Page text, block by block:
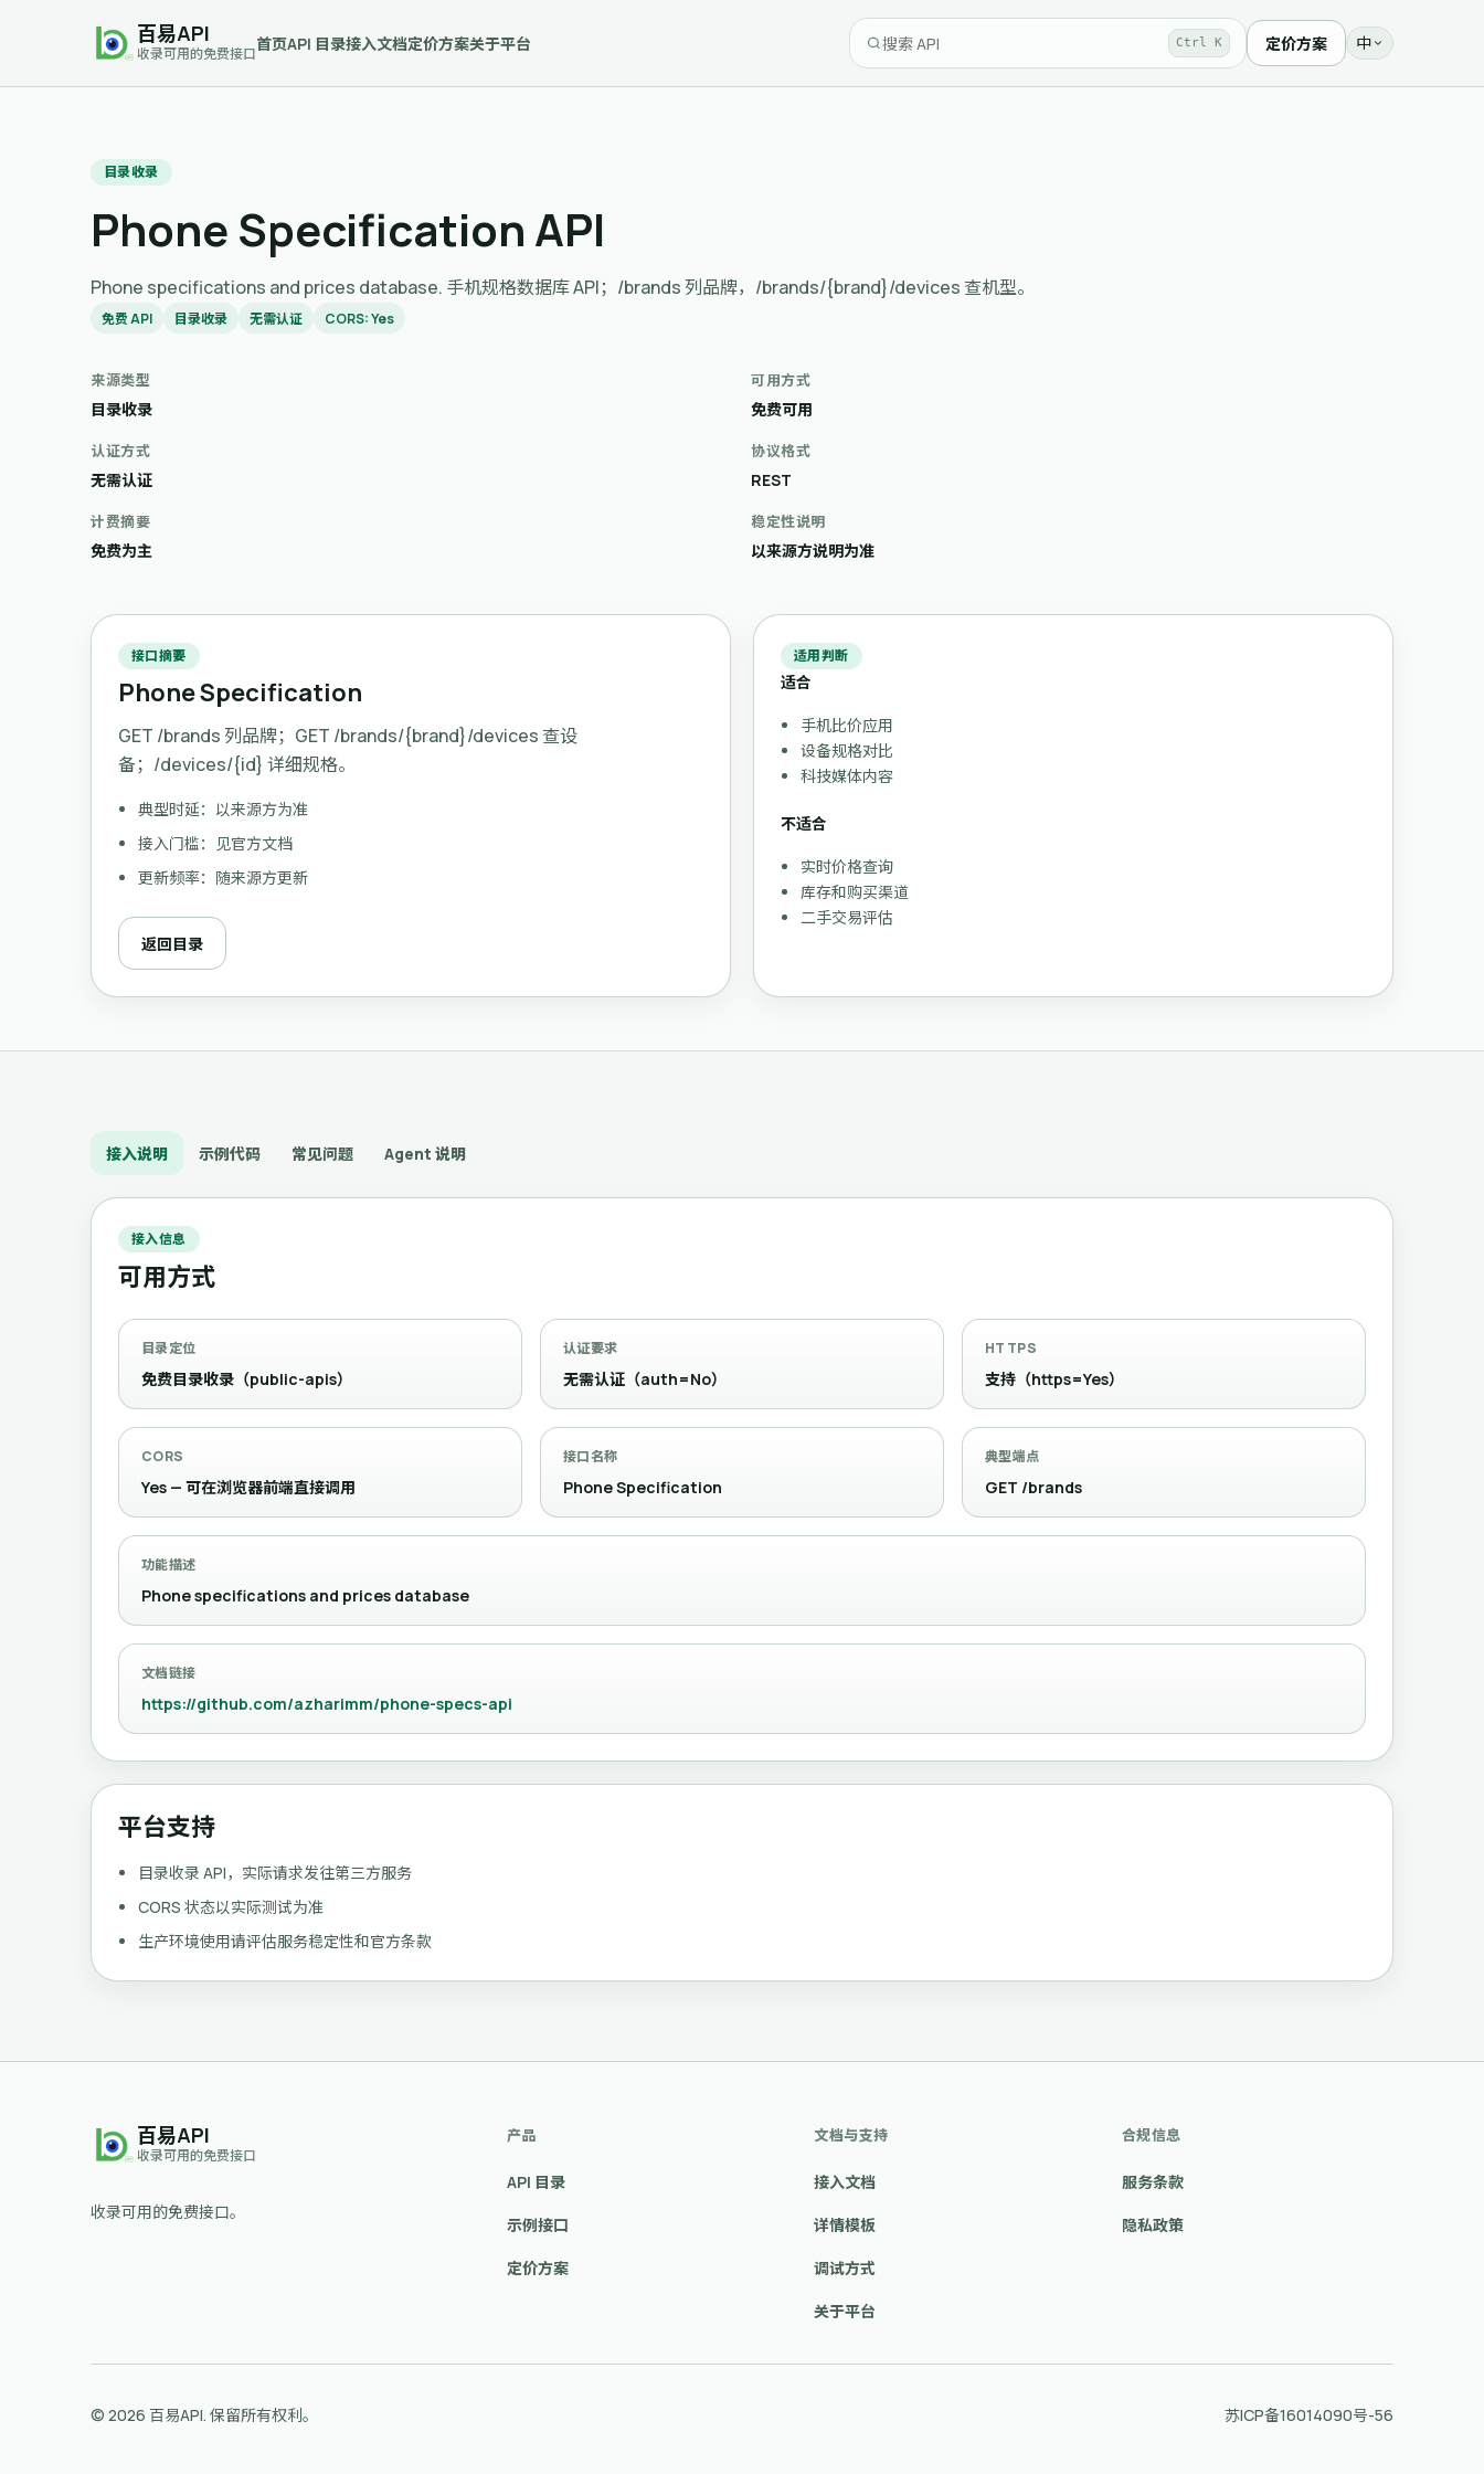
百易API
收录可用的免费接口
首页API 目录接入文档定价方案关于平台 Ctrl K 定价方案 中
目录收录
Phone Specification API
Phone specifications and prices database. 手机规格数据库 API；/brands 列品牌，/brands/{brand}/devices 查机型。
免费 API 目录收录 无需认证 CORS: Yes
来源类型
目录收录
可用方式
免费可用
认证方式
无需认证
协议格式
REST
计费摘要
免费为主
稳定性说明
以来源方说明为准
接口摘要
Phone Specification
GET /brands 列品牌；GET /brands/{brand}/devices 查设
备；/devices/{id} 详细规格。
典型时延：以来源方为准
接入门槛：见官方文档
更新频率：随来源方更新
返回目录
适用判断
适合
手机比价应用
设备规格对比
科技媒体内容
不适合
实时价格查询
库存和购买渠道
二手交易评估
接入说明 示例代码 常见问题 Agent 说明
接入信息
可用方式
目录定位
免费目录收录（public-apis）
认证要求
无需认证（auth=No）
HTTPS
支持（https=Yes）
CORS
Yes — 可在浏览器前端直接调用
接口名称
Phone Specification
典型端点
GET /brands
功能描述
Phone specifications and prices database
文档链接
https://github.com/azharimm/phone-specs-api
平台支持
目录收录 API，实际请求发往第三方服务
CORS 状态以实际测试为准
生产环境使用请评估服务稳定性和官方条款
百易API
收录可用的免费接口
收录可用的免费接口。
产品
API 目录
示例接口
定价方案
文档与支持
接入文档
详情模板
调试方式
关于平台
合规信息
服务条款
隐私政策
© 2026 百易API. 保留所有权利。 苏ICP备16014090号-56